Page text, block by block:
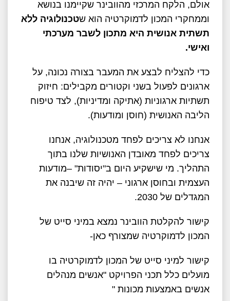
אולם, הלקח המרכזי מהוובינר שקיימנו בנושא
וממחקרי המכון לדמוקרטיה הוא שטכנולוגיה ללא
תשתית אנושית היא מתכון לשבר מערכתי
ואישי.
כדי להצליח לבצע את המעבר בצורה נכונה, על
ארגונים לפעול בשני וקטורים מקבילים: חיזוק
תשתיות ארגוניות (אתיקה ומדיניות), לצד טיפוח
הליבה האנושית (חוסן ומודעות).
אנחנו לא צריכים לפחד מטכנולוגיה, אנחנו
צריכים לפחד מאובדן האנושיות שלנו בתוך
התהליך. מי שישקיע היום ב"יסודות" –מודעות
העצמית ובחוסן ארגוני – יהיה זה שיבנה את
המגדלים של 2030.
קישור להקלטת הוובינר נמצא במיני סייט של
המכון לדמוקרטיה שמצורף כאן-
קישור למיני סייט של המכון לדמוקרטיה בו
מועלים כלל תכני הפרויקט "אנשים מנהלים
אנשים באמצעות מכונות "